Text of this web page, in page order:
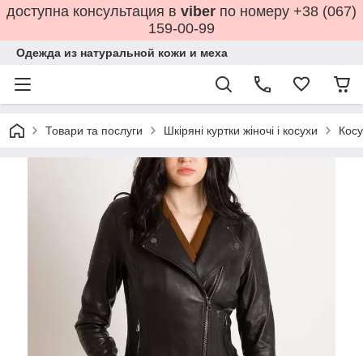
доступна консультация в viber по номеру +38 (067)
159-00-99
Одежда из натуральной кожи и меха
Товари та послуги Шкіряні куртки жіночі і косухи